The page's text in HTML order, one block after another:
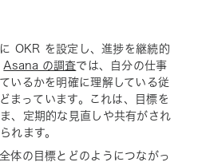
OKR を設定し、進捗を継続的
Asana の調査では、自分の仕事
いるかを明確に理解している従
まっています。これは、目標を
、定期的な見直しや共有がされ
れます。
体の目標とどのようにつながっ